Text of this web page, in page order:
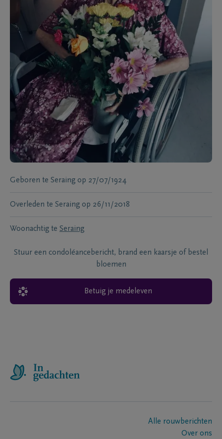
Geboren te Seraing op 27/07/1924
Overleden te Seraing op 26/11/2018
Woonachtig te Seraing
Stuur een condoléancebericht, brand een kaarsje of bestel
bloemen
Betuig je medeleven
Alle rouwberichten
Over ons